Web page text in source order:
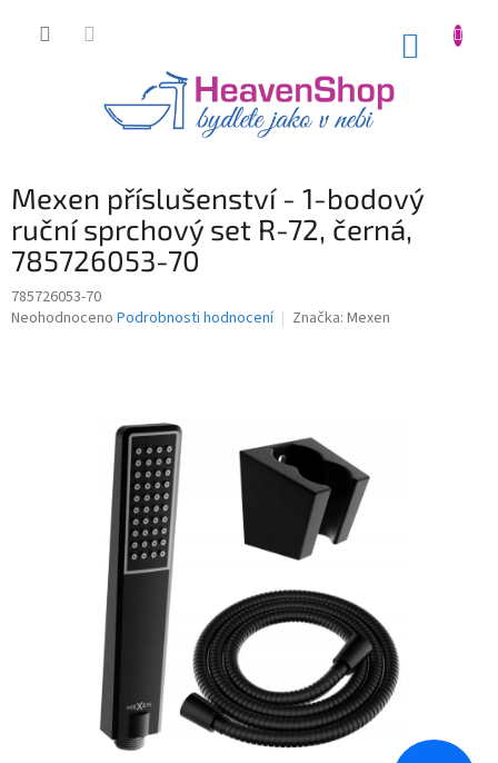
Mexen příslušenství - 1-bodový
ruční sprchový set R-72, černá,
785726053-70
785726053-70
Průměrné
Neohodnoceno Podrobnosti hodnocení Značka: Mexen